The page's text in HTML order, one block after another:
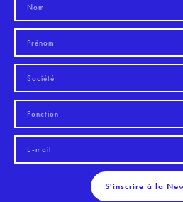
S'inscrire à la